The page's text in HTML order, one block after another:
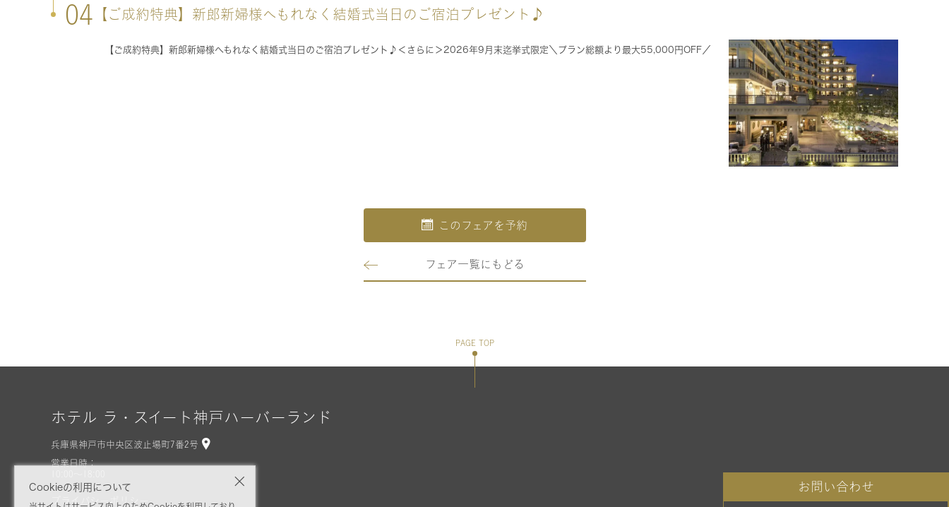
04 【ご成約特典】新郎新婦様へもれなく結婚式当日のご宿泊プレゼント♪
【ご成約特典】新郎新婦様へもれなく結婚式当日のご宿泊プレゼント♪＜さらに＞2026年9月末迄挙式限定＼プラン総額より最大55,000円OFF／
このフェアを予約
フェア一覧にもどる
Cookieの利用について お問い合わせ
PAGE TOP
ホテル ラ・スイート神戸ハーバーランド
兵庫県神戸市中央区波止場町7番2号
営業日時：
プライバシーポリシー